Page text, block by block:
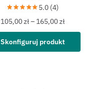
5.0 (4)
105,00zł– 165,00zł
Skonfiguruj produkt